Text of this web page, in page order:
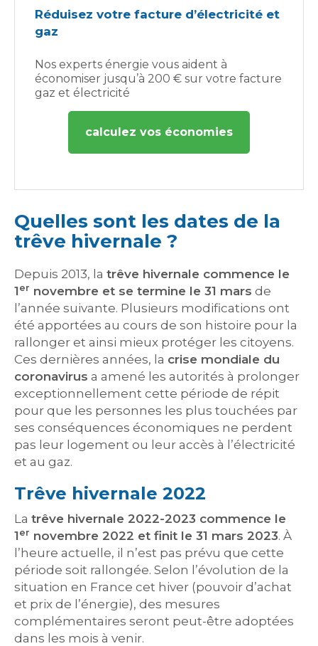
Réduisez votre facture d’électricité et
gaz
Nos experts énergie vous aident à
économiser jusqu’à 200 € sur votre facture
gaz et électricité
calculez vos économies
Quelles sont les dates de la
trêve hivernale ?
Depuis 2013, la trêve hivernale commence le
1er novembre et se termine le 31 mars de
l’année suivante. Plusieurs modifications ont
été apportées au cours de son histoire pour la
rallonger et ainsi mieux protéger les citoyens.
Ces dernières années, la crise mondiale du
coronavirus a amené les autorités à prolonger
exceptionnellement cette période de répit
pour que les personnes les plus touchées par
ses conséquences économiques ne perdent
pas leur logement ou leur accès à l’électricité
et au gaz.
Trêve hivernale 2022
La trêve hivernale 2022-2023 commence le
1er novembre 2022 et finit le 31 mars 2023. À
l’heure actuelle, il n’est pas prévu que cette
période soit rallongée. Selon l’évolution de la
situation en France cet hiver (pouvoir d’achat
et prix de l’énergie), des mesures
complémentaires seront peut-être adoptées
dans les mois à venir.